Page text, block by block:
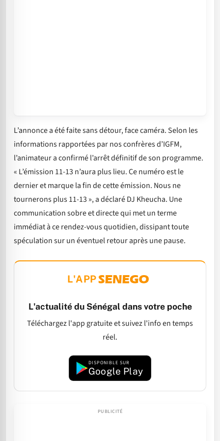
L’annonce a été faite sans détour, face caméra. Selon les
informations rapportées par nos confrères d’IGFM,
l’animateur a confirmé l’arrêt définitif de son programme.
« L’émission 11-13 n’aura plus lieu. Ce numéro est le
dernier et marque la fin de cette émission. Nous ne
tournerons plus 11-13 », a déclaré DJ Kheucha. Une
communication sobre et directe qui met un terme
immédiat à ce rendez-vous quotidien, dissipant toute
spéculation sur un éventuel retour après une pause.
L'APP
L'actualité du Sénégal dans votre poche
Téléchargez l'app gratuite et suivez l'info en temps
réel.
DISPONIBLE SUR
Google Play